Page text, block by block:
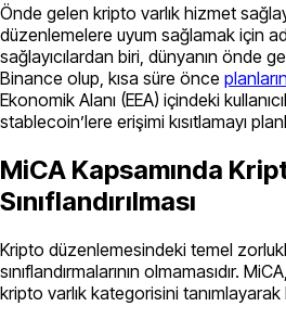
Önde gelen kripto varlık hizmet
düzenlemelere uyum sağlamak için
sağlayıcılardan biri, dünyanın önde
Binance olup, kısa süre önce
Ekonomik Alanı (EEA) içindeki
stablecoin’lere erişimi kısıtlamayı
MiCA Kapsamında
Sınıflandırılması
Kripto düzenlemesindeki temel
sınıflandırmalarının olmamasıdır.
kripto varlık kategorisini tanımlayarak